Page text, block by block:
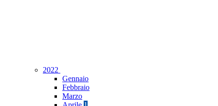
2022
Gennaio
Febbraio
Marzo